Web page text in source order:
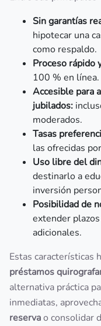
Sin garantías
hipotecar una
como respaldo.
Proceso rápido
100 % en línea.
Accesible para
jubilados:
moderados.
Tasas
las ofrecidas
Uso libre del
destinarlo a
inversión
Posibilidad de
extender
adicionales.
Estas características
préstamos
alternativa práctica
inmediatas,
reservao consolidar